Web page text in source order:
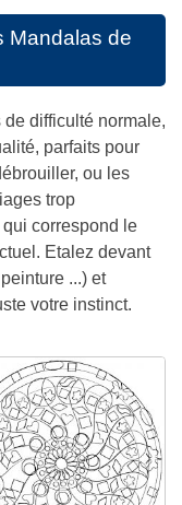
Mandalas de
difficulté normale,
parfaits pour
ou les
trop
correspond le
Etalez devant
...) et
votre instinct.